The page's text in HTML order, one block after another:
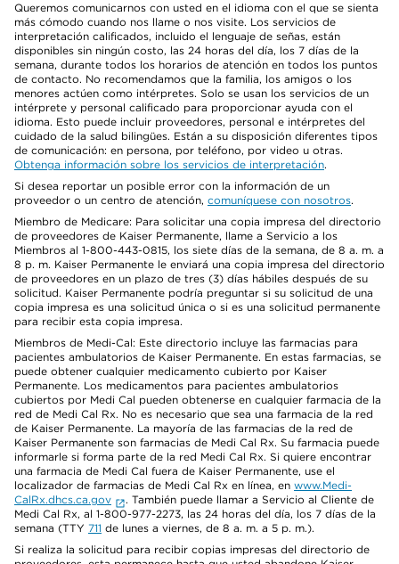
Queremos comunicarnos con usted en el idioma con el que se sienta
más cómodo cuando nos llame o nos visite. Los servicios de
interpretación calificados, incluido el lenguaje de señas, están
disponibles sin ningún costo, las 24 horas del día, los 7 días de la
semana, durante todos los horarios de atención en todos los puntos
de contacto. No recomendamos que la familia, los amigos o los
menores actúen como intérpretes. Solo se usan los servicios de un
intérprete y personal calificado para proporcionar ayuda con el
idioma. Esto puede incluir proveedores, personal e intérpretes del
cuidado de la salud bilingües. Están a su disposición diferentes tipos
de comunicación: en persona, por teléfono, por video u otras.
Obtenga información sobre los servicios de interpretación.
Si desea reportar un posible error con la información de un
proveedor o un centro de atención, comuníquese con nosotros.
Miembro de Medicare: Para solicitar una copia impresa del directorio
de proveedores de Kaiser Permanente, llame a Servicio a los
Miembros al 1-800-443-0815, los siete días de la semana, de 8 a. m. a
8 p. m. Kaiser Permanente le enviará una copia impresa del directorio
de proveedores en un plazo de tres (3) días hábiles después de su
solicitud. Kaiser Permanente podría preguntar si su solicitud de una
copia impresa es una solicitud única o si es una solicitud permanente
para recibir esta copia impresa.
Miembros de Medi-Cal: Este directorio incluye las farmacias para
pacientes ambulatorios de Kaiser Permanente. En estas farmacias, se
puede obtener cualquier medicamento cubierto por Kaiser
Permanente. Los medicamentos para pacientes ambulatorios
cubiertos por Medi Cal pueden obtenerse en cualquier farmacia de la
red de Medi Cal Rx. No es necesario que sea una farmacia de la red
de Kaiser Permanente. La mayoría de las farmacias de la red de
Kaiser Permanente son farmacias de Medi Cal Rx. Su farmacia puede
informarle si forma parte de la red Medi Cal Rx. Si quiere encontrar
una farmacia de Medi Cal fuera de Kaiser Permanente, use el
localizador de farmacias de Medi Cal Rx en línea, en www.Medi-
CalRx.dhcs.ca.gov
. También puede llamar a Servicio al Cliente de
Medi Cal Rx, al 1-800-977-2273, las 24 horas del día, los 7 días de la
semana (TTY 711 de lunes a viernes, de 8 a. m. a 5 p. m.).
Si realiza la solicitud para recibir copias impresas del directorio de